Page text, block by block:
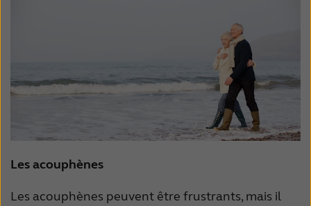
Les acouphènes
Les acouphènes peuvent être frustrants, mais il